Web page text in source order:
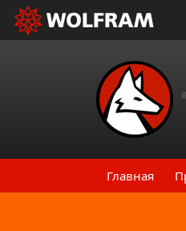
Главная
Назад к